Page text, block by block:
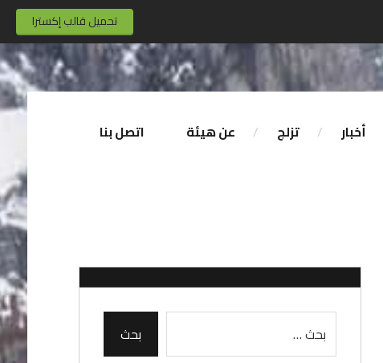
تحميل قالب إكسترا
أخبار تزلج عن هيئة اتصل بنا